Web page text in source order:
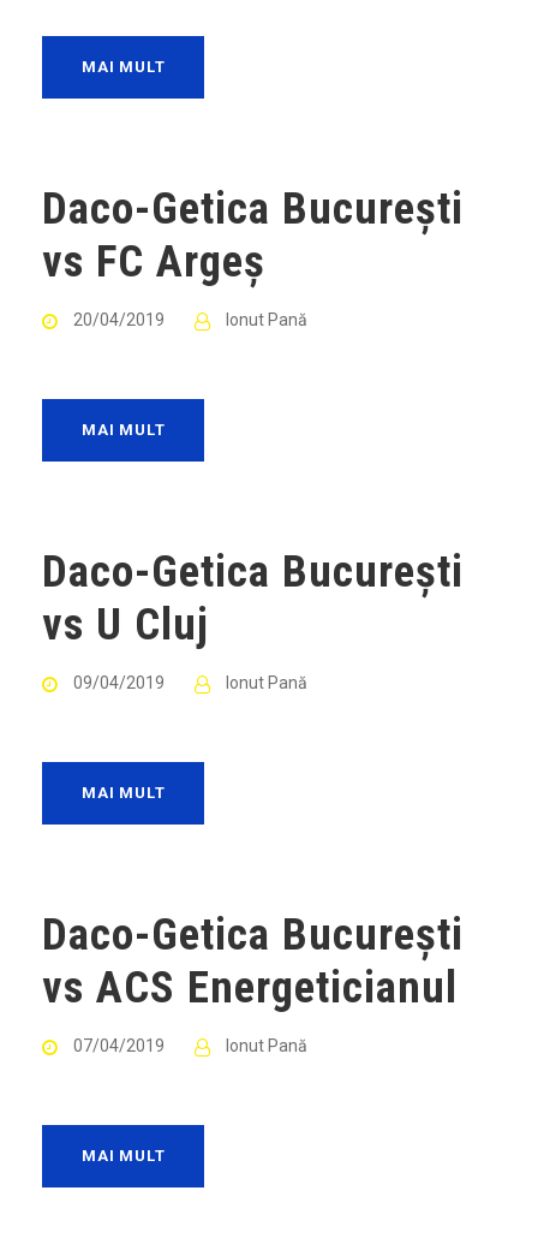
MAI MULT
Daco-Getica București
vs FC Argeș
20/04/2019 Ionut Pană
MAI MULT
Daco-Getica București
vs U Cluj
09/04/2019 Ionut Pană
MAI MULT
Daco-Getica București
vs ACS Energeticianul
07/04/2019 Ionut Pană
MAI MULT